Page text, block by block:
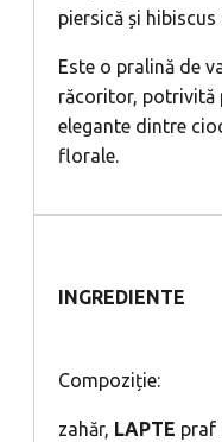
piersică și
Este o pralină de
răcoritor, potrivită
elegante dintre
florale.
INGREDIENTE
Compoziție:
zahăr, LAPTE praf